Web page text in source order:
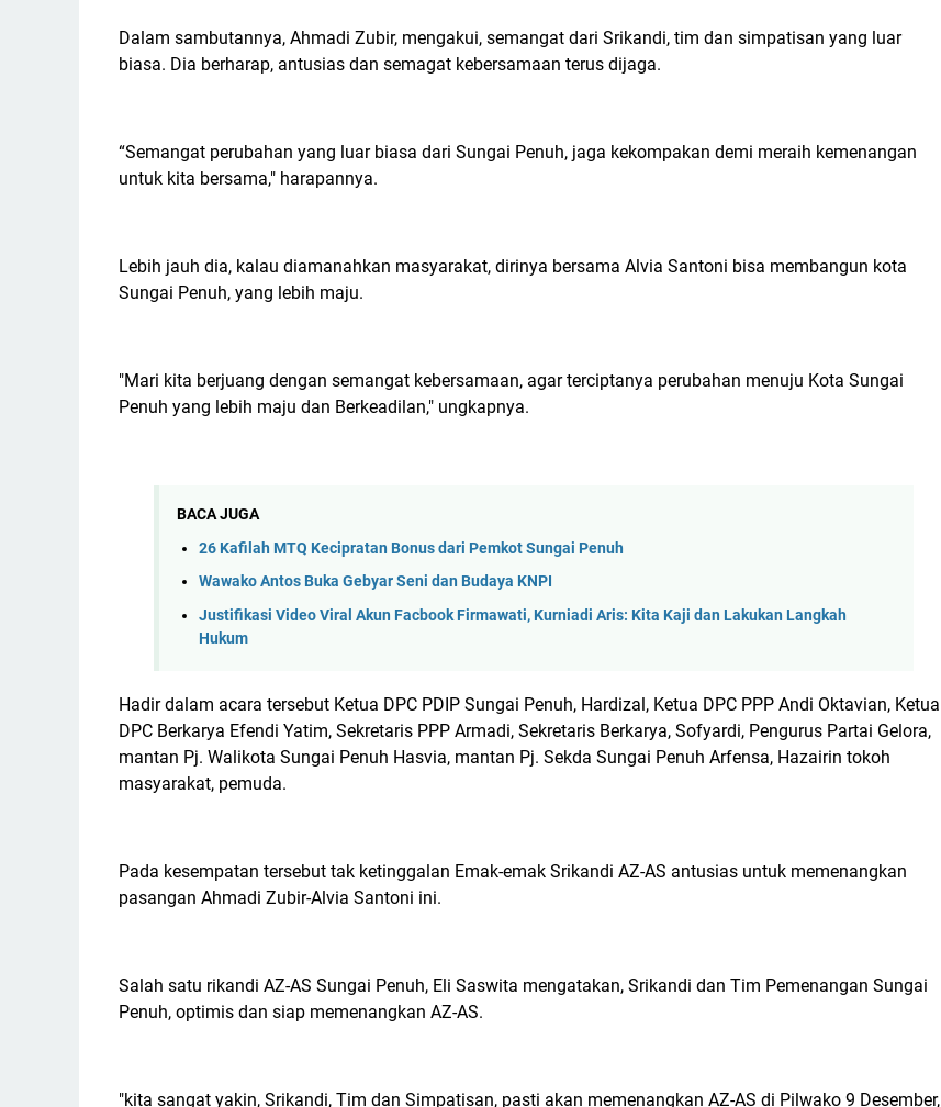
Dalam sambutannya, Ahmadi Zubir, mengakui, semangat dari Srikandi, tim dan simpatisan yang luar
biasa. Dia berharap, antusias dan semagat kebersamaan terus dijaga.
“Semangat perubahan yang luar biasa dari Sungai Penuh, jaga kekompakan demi meraih kemenangan
untuk kita bersama," harapannya.
Lebih jauh dia, kalau diamanahkan masyarakat, dirinya bersama Alvia Santoni bisa membangun kota
Sungai Penuh, yang lebih maju.
"Mari kita berjuang dengan semangat kebersamaan, agar terciptanya perubahan menuju Kota Sungai
Penuh yang lebih maju dan Berkeadilan," ungkapnya.
BACA JUGA
26 Kafilah MTQ Kecipratan Bonus dari Pemkot Sungai Penuh
Wawako Antos Buka Gebyar Seni dan Budaya KNPI
Justifikasi Video Viral Akun Facbook Firmawati, Kurniadi Aris: Kita Kaji dan Lakukan Langkah
Hukum
Hadir dalam acara tersebut Ketua DPC PDIP Sungai Penuh, Hardizal, Ketua DPC PPP Andi Oktavian, Ketua
DPC Berkarya Efendi Yatim, Sekretaris PPP Armadi, Sekretaris Berkarya, Sofyardi, Pengurus Partai Gelora,
mantan Pj. Walikota Sungai Penuh Hasvia, mantan Pj. Sekda Sungai Penuh Arfensa, Hazairin tokoh
masyarakat, pemuda.
Pada kesempatan tersebut tak ketinggalan Emak-emak Srikandi AZ-AS antusias untuk memenangkan
pasangan Ahmadi Zubir-Alvia Santoni ini.
Salah satu rikandi AZ-AS Sungai Penuh, Eli Saswita mengatakan, Srikandi dan Tim Pemenangan Sungai
Penuh, optimis dan siap memenangkan AZ-AS.
"kita sangat yakin, Srikandi, Tim dan Simpatisan, pasti akan memenangkan AZ-AS di Pilwako 9 Desember,